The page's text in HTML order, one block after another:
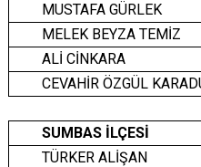
MUSTAFA GÜRLEK
MELEK BEYZA TEMİZ
ALİ CİNKARA
CEVAHİR ÖZGÜL
SUMBAS İLÇESİ
TÜRKER ALİŞAN